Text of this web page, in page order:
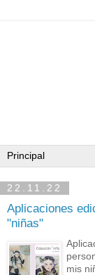
22.11.22
Aplicaciones
"niñas"
mis